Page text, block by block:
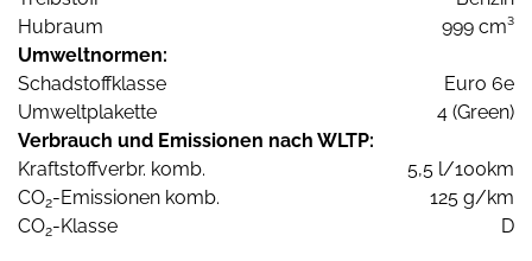
Hubraum
999 cm³
Umweltnormen:
Schadstoffklasse
Euro 6e
Umweltplakette
4 (Green)
Verbrauch und Emissionen nach WLTP:
Kraftstoffverbr. komb.
5,5 l/100km
CO2-Emissionen komb.
125 g/km
CO2-Klasse D